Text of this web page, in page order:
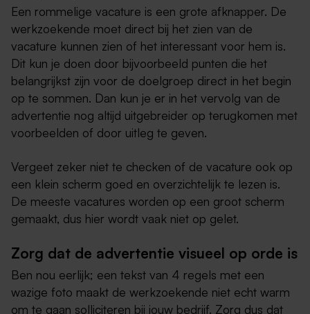
Een rommelige vacature is een grote afknapper. De
werkzoekende moet direct bij het zien van de
vacature kunnen zien of het interessant voor hem is.
Dit kun je doen door bijvoorbeeld punten die het
belangrijkst zijn voor de doelgroep direct in het begin
op te sommen. Dan kun je er in het vervolg van de
advertentie nog altijd uitgebreider op terugkomen met
voorbeelden of door uitleg te geven.
Vergeet zeker niet te checken of de vacature ook op
een klein scherm goed en overzichtelijk te lezen is.
De meeste vacatures worden op een groot scherm
gemaakt, dus hier wordt vaak niet op gelet.
Zorg dat de advertentie visueel op orde is
Ben nou eerlijk; een tekst van 4 regels met een
wazige foto maakt de werkzoekende niet echt warm
om te gaan solliciteren bij jouw bedrijf. Zorg dus dat